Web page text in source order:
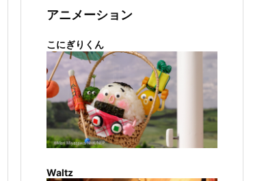
ー
アニメーション
こにぎりくん
Waltz